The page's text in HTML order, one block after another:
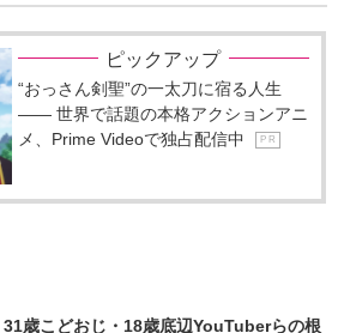
ピックアップ
“おっさん剣聖”の一太刀に宿る人生
―― 世界で話題の本格アクションアニ
メ、Prime Videoで独占配信中
P R
31歳こどおじ・18歳底辺YouTuberらの根